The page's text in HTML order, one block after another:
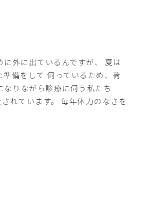
外に出ているんですが、 夏は
備をして 伺っているため、荷
りながら診療に伺う私たち
れています。 毎年体力のなさを